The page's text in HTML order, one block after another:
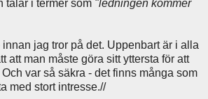
talar i termer som "ledningen kommer
jag tror på det. Uppenbart är i alla
att man måste göra sitt yttersta för att
var så säkra - det finns många som
med stort intresse.//